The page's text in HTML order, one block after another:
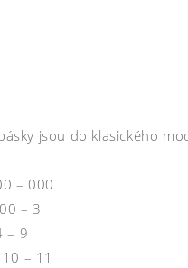
jsou do klasického
– 000
– 3
– 9
– 11